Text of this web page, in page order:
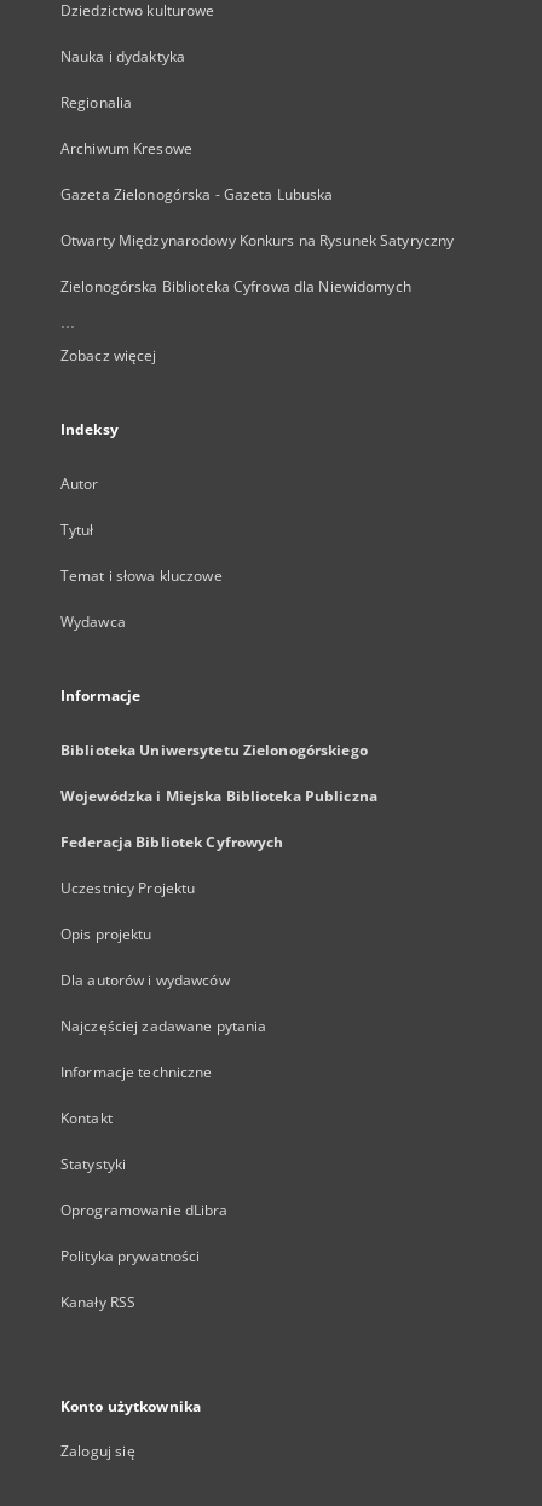
Dziedzictwo kulturowe
Nauka i dydaktyka
Regionalia
Archiwum Kresowe
Gazeta Zielonogórska - Gazeta Lubuska
Otwarty Międzynarodowy Konkurs na Rysunek Satyryczny
Zielonogórska Biblioteka Cyfrowa dla Niewidomych
...
Zobacz więcej
Indeksy
Autor
Tytuł
Temat i słowa kluczowe
Wydawca
Informacje
Biblioteka Uniwersytetu Zielonogórskiego
Wojewódzka i Miejska Biblioteka Publiczna
Federacja Bibliotek Cyfrowych
Uczestnicy Projektu
Opis projektu
Dla autorów i wydawców
Najczęściej zadawane pytania
Informacje techniczne
Kontakt
Statystyki
Oprogramowanie dLibra
Polityka prywatności
Kanały RSS
Konto użytkownika
Zaloguj się